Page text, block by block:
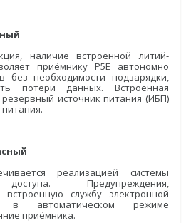
наличие встроенной литий-
приёмнику P5E автономно
без необходимости подзарядки,
потери данных. Встроенная
источник питания (ИБП)
реализацией системы
доступа. Предупреждения,
службу электронной
в автоматическом режиме
приёмника.